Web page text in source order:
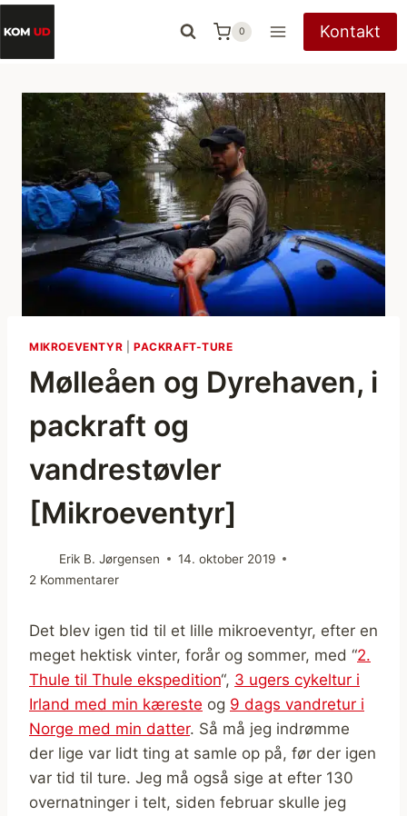
Fortsæt
til
indhold
0 Kontakt
MIKROEVENTYR PACKRAFT-TURE
Mølleåen og Dyrehaven, i
packraft og
vandrestøvler
[Mikroeventyr]
Erik B. Jørgensen
14. oktober 2019
2 Kommentarer
Det blev igen tid til et lille mikroeventyr, efter en
meget hektisk vinter, forår og sommer, med “2.
Thule til Thule ekspedition“, 3 ugers cykeltur i
Irland med min kæreste og 9 dags vandretur i
Norge med min datter. Så må jeg indrømme
der lige var lidt ting at samle op på, før der igen
var tid til ture. Jeg må også sige at efter 130
overnatninger i telt, siden februar skulle jeg